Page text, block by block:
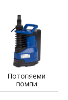
Потопяеми
помпи